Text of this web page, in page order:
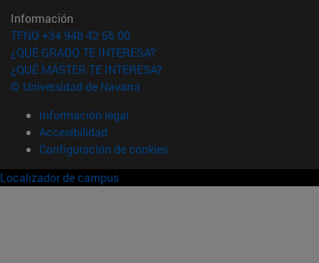
Información
TFNO +34 948 42 56 00
¿QUÉ GRADO TE INTERESA?
¿QUÉ MÁSTER TE INTERESA?
© Universidad de Navarra
Información legal
Accesibilidad
Configuración de cookies
Localizador de campus